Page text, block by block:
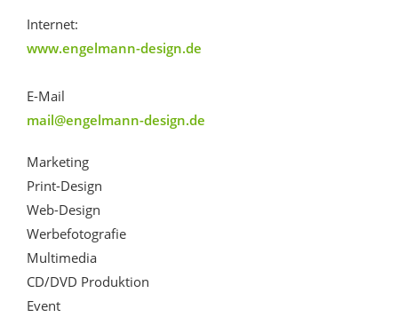
Internet:
www.engelmann-design.de
E-Mail
mail@engelmann-design.de
Marketing
Print-Design
Web-Design
Werbefotografie
Multimedia
CD/DVD Produktion
Event